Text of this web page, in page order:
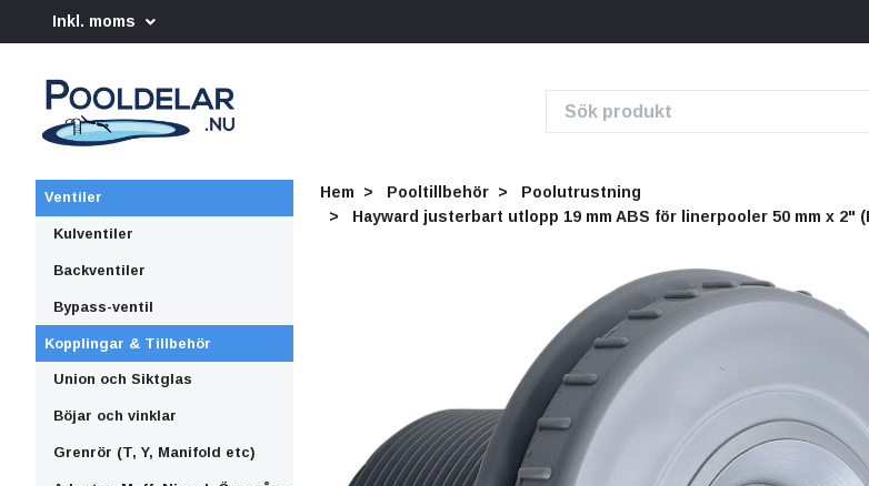
Inkl. moms
Ventiler
Kulventiler
Backventiler
Bypass-ventil
Kopplingar & Tillbehör
Union och Siktglas
Böjar och vinklar
Grenrör (T, Y, Manifold etc)
Hem Pooltillbehör
Poolutrustning
Hayward justerbart utlopp 19 mm ABS för linerpooler 50 mm x 2"